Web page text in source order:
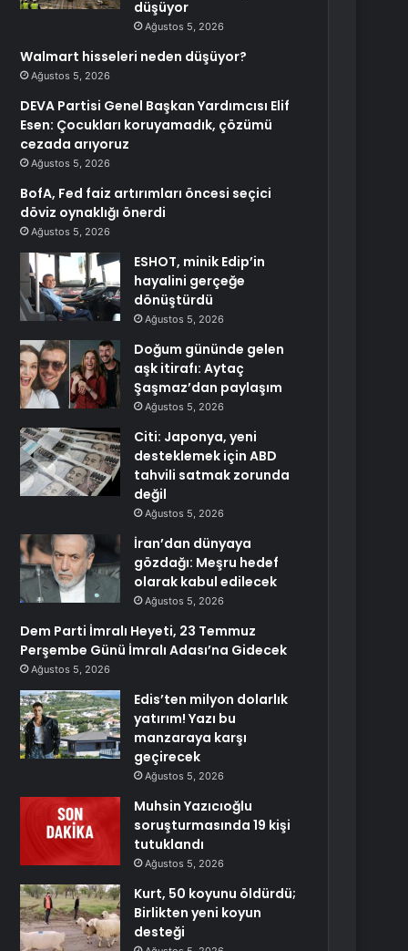
düşüyor
Ağustos 5, 2026
Walmart hisseleri neden düşüyor?
Ağustos 5, 2026
DEVA Partisi Genel Başkan Yardımcısı Elif
Esen: Çocukları koruyamadık, çözümü
cezada arıyoruz
Ağustos 5, 2026
BofA, Fed faiz artırımları öncesi seçici
döviz oynaklığı önerdi
Ağustos 5, 2026
ESHOT, minik Edip’in
hayalini gerçeğe
dönüştürdü
Ağustos 5, 2026
Doğum gününde gelen
aşk itirafı: Aytaç
Şaşmaz’dan paylaşım
Ağustos 5, 2026
Citi: Japonya, yeni
desteklemek için ABD
tahvili satmak zorunda
değil
Ağustos 5, 2026
İran’dan dünyaya
gözdağı: Meşru hedef
olarak kabul edilecek
Ağustos 5, 2026
Dem Parti İmralı Heyeti, 23 Temmuz
Perşembe Günü İmralı Adası’na Gidecek
Ağustos 5, 2026
Edis’ten milyon dolarlık
yatırım! Yazı bu
manzaraya karşı
geçirecek
Ağustos 5, 2026
Muhsin Yazıcıoğlu
soruşturmasında 19 kişi
tutuklandı
Ağustos 5, 2026
Kurt, 50 koyunu öldürdü;
Birlikten yeni koyun
desteği